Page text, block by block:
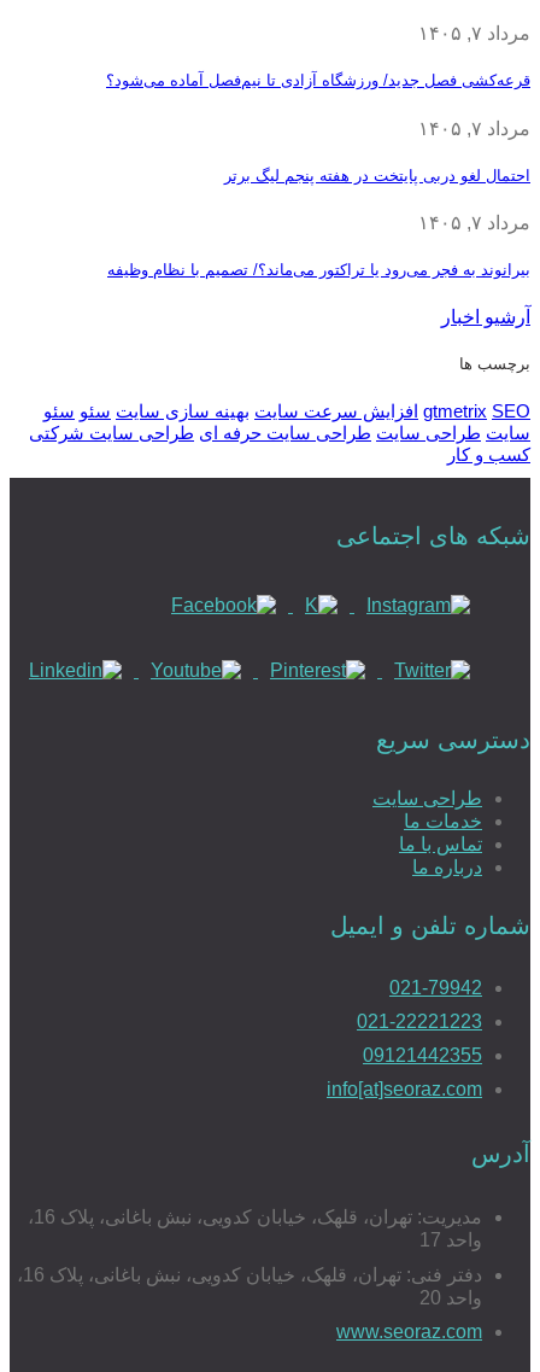
مرداد ۷, ۱۴۰۵
قرعه‎‌کشی فصل جدید/ ورزشگاه آزادی تا نیم‌فصل آماده می‌شود؟
مرداد ۷, ۱۴۰۵
احتمال لغو دربی پایتخت در هفته پنجم لیگ برتر
مرداد ۷, ۱۴۰۵
بیرانوند به فجر می‌رود یا تراکتور می‌ماند؟/ تصمیم با نظام وظیفه
آرشیو اخبار
برچسب ها
gtmetrix SEO افزایش سرعت سایت بهینه سازی سایت سئو سئو
سایت طراحی سایت طراحی سایت حرفه ای طراحی سایت شرکتی
کسب و کار
شبکه های اجتماعی
دسترسی سریع
طراحی سایت
خدمات ما
تماس با ما
درباره ما
شماره تلفن و ایمیل
021-79942
021-22221223
09121442355
info[at]seoraz.com
آدرس
مدیریت: تهران، قلهک، خیابان کدویی، نبش باغانی، پلاک 16،
واحد 17
دفتر فنی: تهران، قلهک، خیابان کدویی، نبش باغانی، پلاک 16،
واحد 20
www.seoraz.com